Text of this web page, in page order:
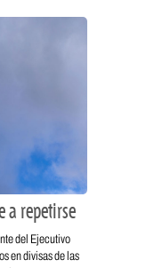
a repetirse
del Ejecutivo
en divisas de las